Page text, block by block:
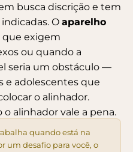
busca discrição e tem
O aparelho
que exigem
ou quando a
seria um obstáculo —
e adolescentes que
o alinhador.
o alinhador vale a pena.
quando está na
um desafio para você, o